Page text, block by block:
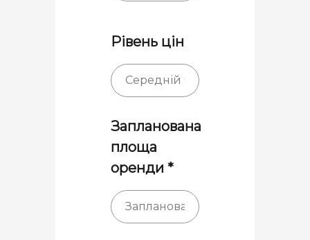
Рівень цін
Запланована
площа
оренди *